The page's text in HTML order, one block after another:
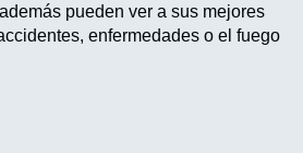
pueden ver a sus mejores
enfermedades o el fuego